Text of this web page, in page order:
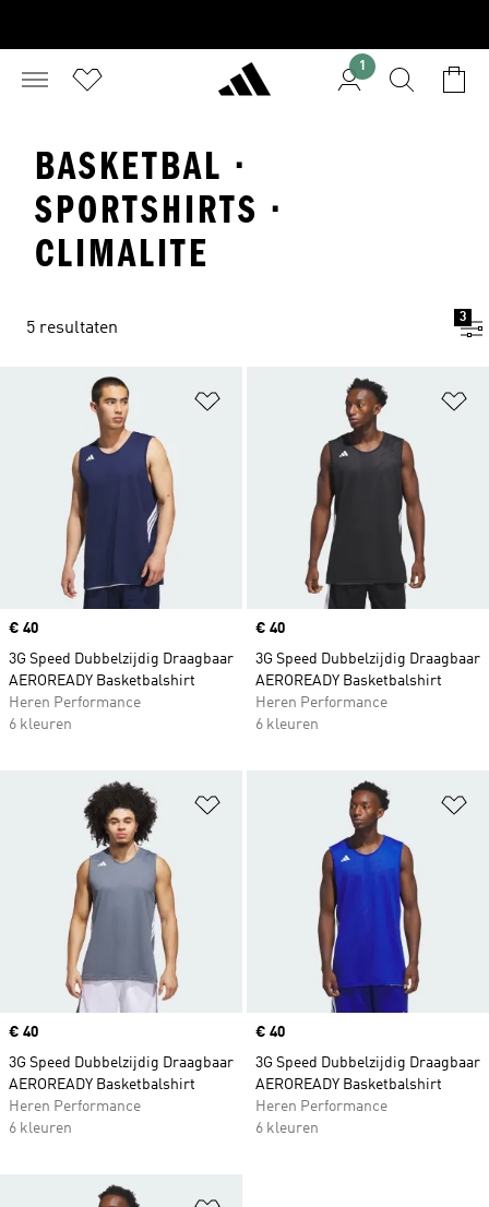
1
BASKETBAL ·
SPORTSHIRTS ·
CLIMALITE
5 resultaten
3
Op verlanglijst zetten
Price
€ 40
3G Speed Dubbelzijdig Draagbaar
AEROREADY Basketbalshirt
Heren Performance
6 kleuren
Price
€ 40
3G Speed Dubbelzijdig Draagbaar
AEROREADY Basketbalshirt
Heren Performance
6 kleuren
Op verlanglijst zetten
Price
€ 40
3G Speed Dubbelzijdig Draagbaar
AEROREADY Basketbalshirt
Heren Performance
6 kleuren
Price
€ 40
3G Speed Dubbelzijdig Draagbaar
AEROREADY Basketbalshirt
Heren Performance
6 kleuren